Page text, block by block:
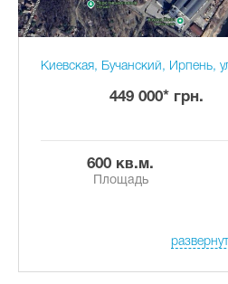
Киевская, Бучанский, Ирпень,
449 000* грн.
600 кв.м.
Площадь